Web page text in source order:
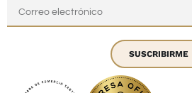
SUSCRIBIRME